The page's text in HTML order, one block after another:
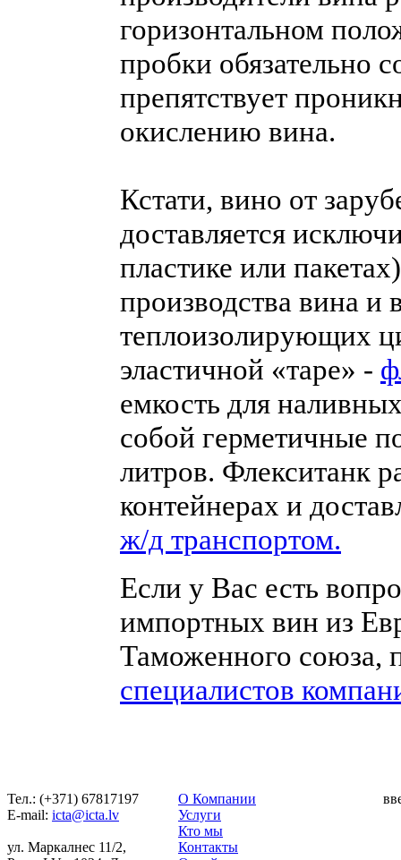
горизонтальном
пробки обязательно
препятствует
окислению вина.
Кстати, вино от
доставляется
пластике или
производства вина
теплоизолирующих
эластичной «таре» -
емкость для
собой герметичные
литров. Флекситанк
контейнерах и
ж/д транспортом.
Если у Вас есть
импортных вин из
Таможенного союза,
специалистов
Тел.: (+371) 67817197
Е-mail: icta@icta.lv
ул. Маркалнес 11/2,
О Компании
Услуги
Кто мы
Контакты